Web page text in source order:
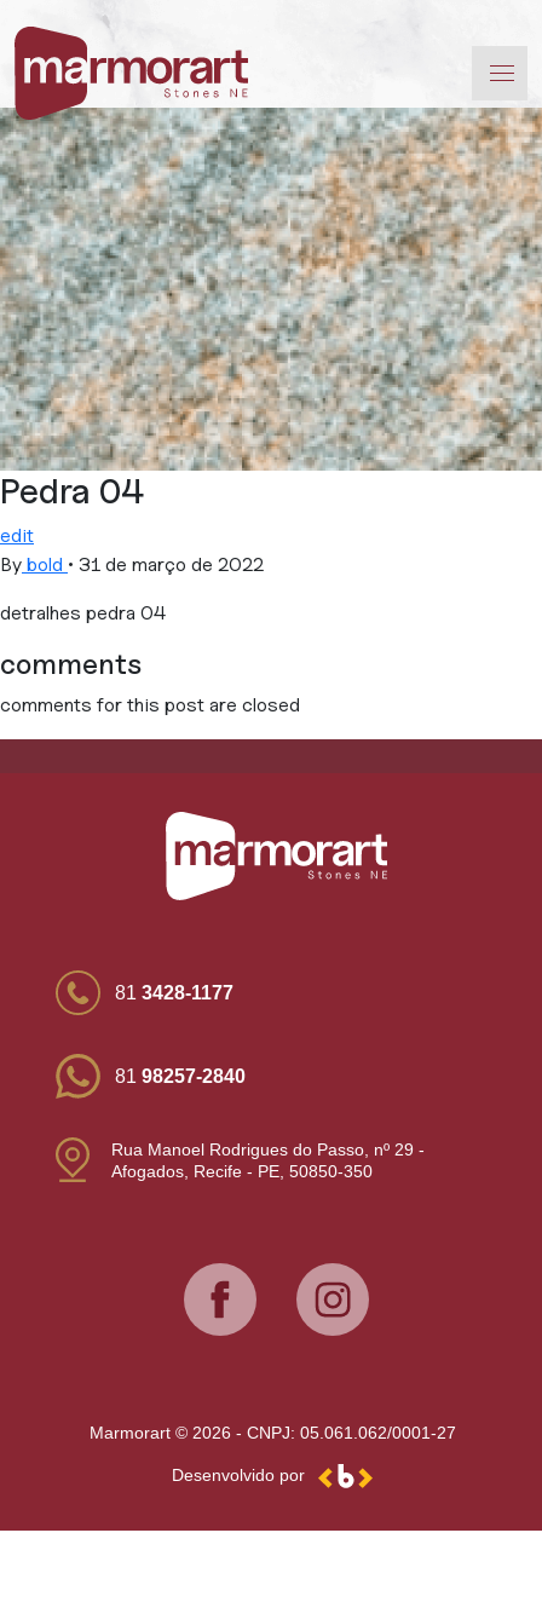
Pedra 04
edit
By bold • 31 de março de 2022
detralhes pedra 04
comments
comments for this post are closed
81 3428-1177
81 98257-2840
Rua Manoel Rodrigues do Passo, nº 29 -
Afogados, Recife - PE, 50850-350
Marmorart © 2026 - CNPJ: 05.061.062/0001-27
Desenvolvido por